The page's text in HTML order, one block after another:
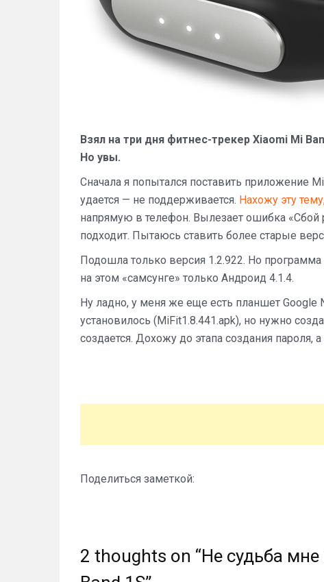
Взял на три дня фитнес-трекер Xiaomi Mi
Но увы.
Сначала я попытался поставить приложение
удается — не поддерживается. Нахожу эту
напрямую в телефон. Вылезает ошибка «Сбой
подходит. Пытаюсь ставить более старые
Подошла только версия 1.2.922. Но
на этом «самсунге» только Андроид 4.1.4.
Ну ладно, у меня же еще есть планшет Google
установилось (MiFit1.8.441.apk), но нужно
создается. Дохожу до этапа создания
Поделиться заметкой:
2 thoughts on “Не судьба